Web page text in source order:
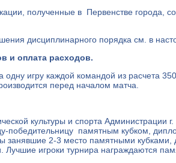
полученные в Первенстве города,
дисциплинарного порядка см. в
и оплата расходов.
игру каждой командой из расчета
перед началом матча.
культуры и спорта Администрации
победительницу памятным кубком,
занявшие 2-3 место памятными кубками,
Лучшие игроки турнира награждаются